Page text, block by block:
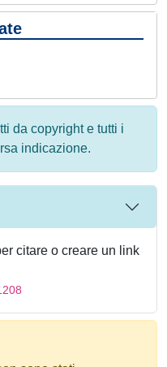
da copyright e tutti i
indicazione.
citare o creare un link